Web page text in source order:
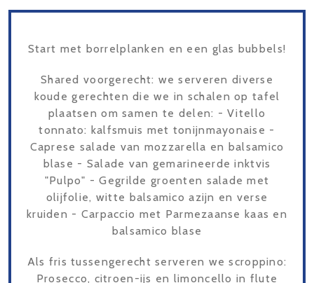
Start met borrelplanken en een glas bubbels!
Shared voorgerecht: we serveren diverse
koude gerechten die we in schalen op tafel
plaatsen om samen te delen: - Vitello
tonnato: kalfsmuis met tonijnmayonaise -
Caprese salade van mozzarella en balsamico
blase - Salade van gemarineerde inktvis
"Pulpo" - Gegrilde groenten salade met
olijfolie, witte balsamico azijn en verse
kruiden - Carpaccio met Parmezaanse kaas en
balsamico blase
Als fris tussengerecht serveren we scroppino:
Prosecco, citroen-ijs en limoncello in flute